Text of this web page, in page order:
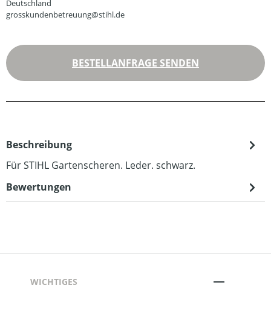
Deutschland
grosskundenbetreuung@stihl.de
BESTELLANFRAGE SENDEN
Beschreibung
Für STIHL Gartenscheren. Leder. schwarz.
Bewertungen
WICHTIGES